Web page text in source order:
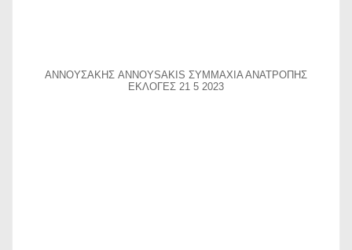
ΑΝΝΟΥΣΑΚΗΣ ANNOYSAKIS ΣΥΜΜΑΧΙΑ ΑΝΑΤΡΟΠΗΣ
ΕΚΛΟΓΕΣ 21 5 2023